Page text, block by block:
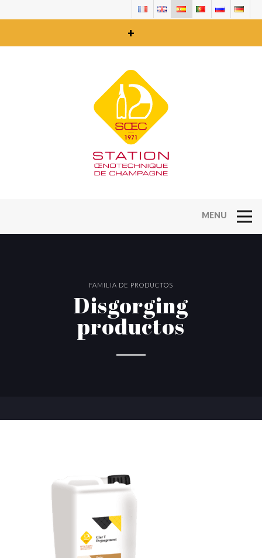
+
FAMILIA DE PRODUCTOS
Disgorging
productos